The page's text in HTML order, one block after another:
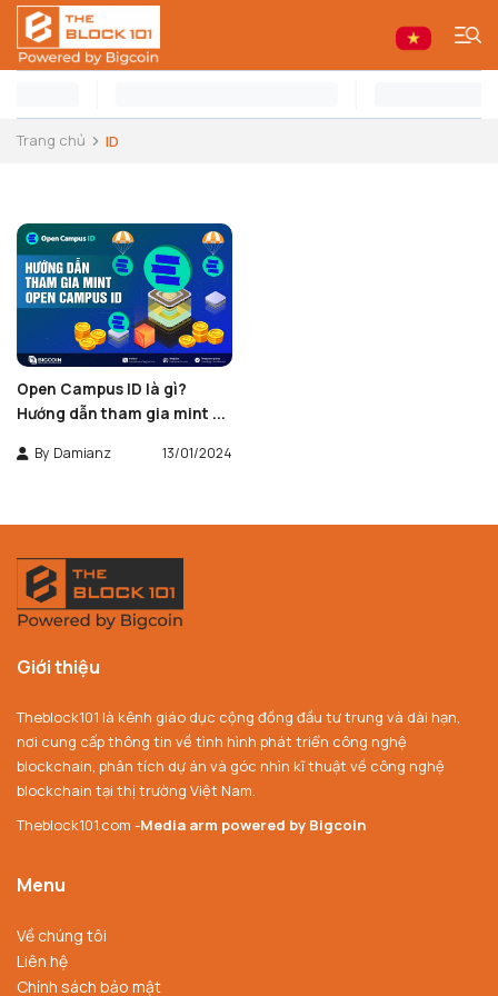
Trang chủ ID
Open Campus ID là gì?
Hướng dẫn tham gia mint ...
By Damianz 13/01/2024
Giới thiệu
Theblock101 là kênh giáo dục cộng đồng đầu tư trung và dài hạn,
nơi cung cấp thông tin về tình hình phát triển công nghệ
blockchain, phân tích dự án và góc nhìn kĩ thuật về công nghệ
blockchain tại thị trường Việt Nam.
Theblock101.com -Media arm powered by Bigcoin
Menu
Về chúng tôi
Liên hệ
Chính sách bảo mật